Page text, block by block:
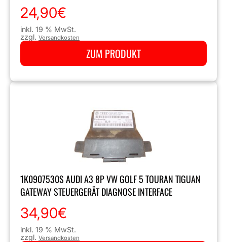
24,90€
inkl. 19 % MwSt.
zzgl. Versandkosten
ZUM PRODUKT
1K0907530S AUDI A3 8P VW GOLF 5 TOURAN TIGUAN
GATEWAY STEUERGERÄT DIAGNOSE INTERFACE
34,90€
inkl. 19 % MwSt.
zzgl. Versandkosten